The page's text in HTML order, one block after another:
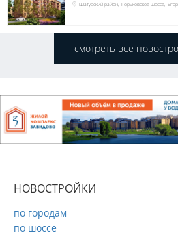
Шатурский район Горьковское шоссе
смотреть все
НОВОСТРОЙКИ
по городам
по шоссе